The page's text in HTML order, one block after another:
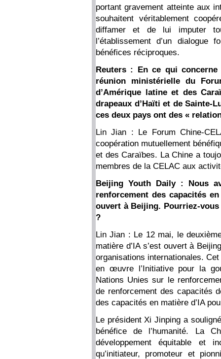
portant gravement atteinte aux
souhaitent véritablement
diffamer et de lui imputer
l’établissement d’un
bénéfices réciproques.
Reuters : En ce qui concerne
réunion ministérielle du
d’Amérique latine et des
drapeaux d’Haïti et de Sainte-
ces deux pays ont des «
Lin Jian : Le Forum Chine-
coopération mutuellement
et des Caraïbes. La Chine a
membres de la CELAC aux
Beijing Youth Daily : Nous
renforcement des capacités
ouvert à Beijing. Pourriez-
?
Lin Jian : Le 12 mai, le
matière d’IA s’est ouvert à
organisations internationales.
en œuvre l’Initiative pour la
Nations Unies sur le
de renforcement des capacités
des capacités en matière d’IA
Le président Xi Jinping a
bénéfice de l’humanité. La
développement équitable et
qu’initiateur, promoteur et